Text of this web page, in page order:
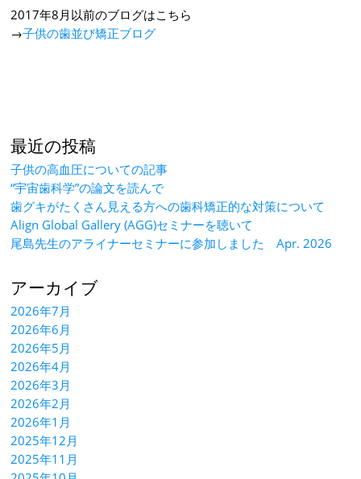
2017年8月以前のブログはこちら
→子供の歯並び矯正ブログ
最近の投稿
子供の高血圧についての記事
“宇宙歯科学”の論文を読んで
歯グキがたくさん見える方への歯科矯正的な対策について
Align Global Gallery (AGG)セミナーを聴いて
尾島先生のアライナーセミナーに参加しました Apr. 2026
アーカイブ
2026年7月
2026年6月
2026年5月
2026年4月
2026年3月
2026年2月
2026年1月
2025年12月
2025年11月